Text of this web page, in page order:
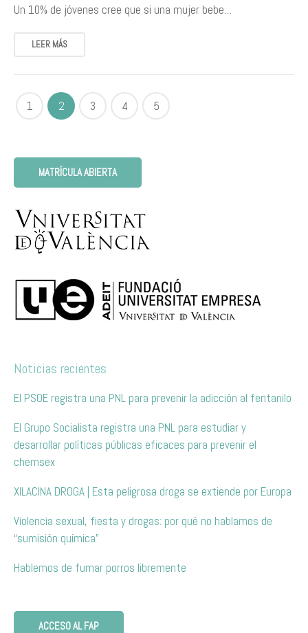
Un 10% de jóvenes cree que si una mujer bebe…
LEER MÁS
1 2 3 4 5
MATRÍCULA ABIERTA
Noticias recientes
El PSOE registra una PNL para prevenir la adicción al fentanilo
El Grupo Socialista registra una PNL para estudiar y
desarrollar políticas públicas eficaces para prevenir el
chemsex
XILACINA DROGA | Esta peligrosa droga se extiende por Europa
Violencia sexual, fiesta y drogas: por qué no hablamos de
“sumisión química”
Hablemos de fumar porros libremente
ACCESO AL FAP